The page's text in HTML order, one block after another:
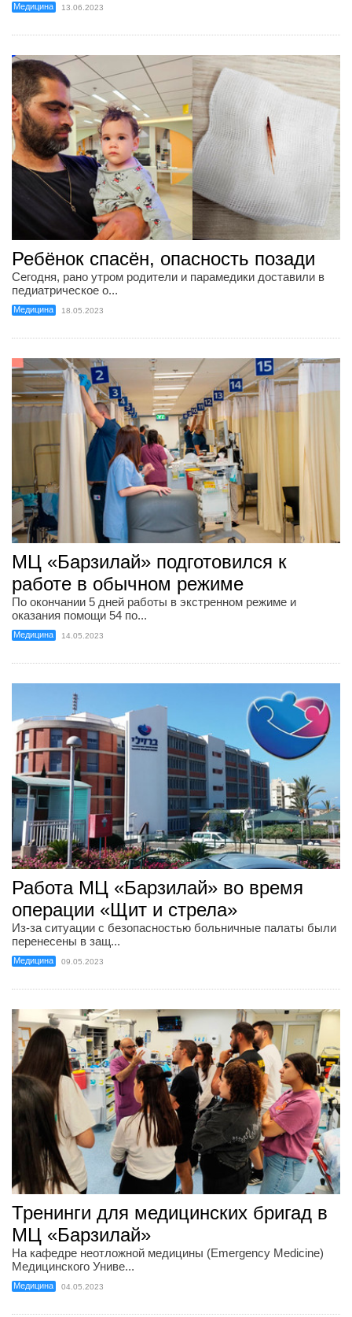
Медицина 13.06.2023
Ребёнок спасён, опасность позади
Сегодня, рано утром родители и парамедики доставили в
педиатрическое о...
Медицина 18.05.2023
МЦ «Барзилай» подготовился к
работе в обычном режиме
По окончании 5 дней работы в экстренном режиме и
оказания помощи 54 по...
Медицина 14.05.2023
Работа МЦ «Барзилай» во время
операции «Щит и стрела»
Из-за ситуации с безопасностью больничные палаты были
перенесены в защ...
Медицина 09.05.2023
Тренинги для медицинских бригад в
МЦ «Барзилай»
На кафедре неотложной медицины (Emergency Medicine)
Медицинского Униве...
Медицина 04.05.2023